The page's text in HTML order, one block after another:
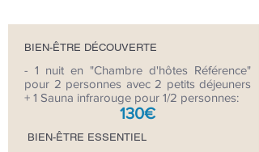
BIEN-ÊTRE DÉCOUVERTE
- 1 nuit en "Chambre d'hôtes Référence"
pour 2 personnes avec 2 petits déjeuners
+ 1 Sauna infrarouge pour 1/2 personnes:
130€
BIEN-ÊTRE ESSENTIEL